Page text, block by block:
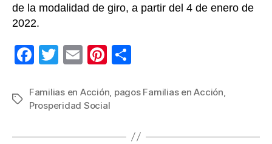
de la modalidad de giro, a partir del 4 de enero de
2022.
F
c
e
b
T
tt
er
E
ail
Pi
er
e
st
m
ar
Etiquetas
Familias en Acción, pagos Familias en Acción,
Prosperidad Social